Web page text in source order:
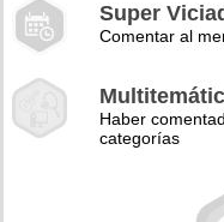
Super
Comentar al
Haber
categorías